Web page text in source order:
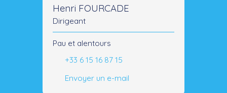
Henri FOURCADE
Dirigeant
Pau et alentours
+33 6 15 16 87 15
Envoyer un e-mail